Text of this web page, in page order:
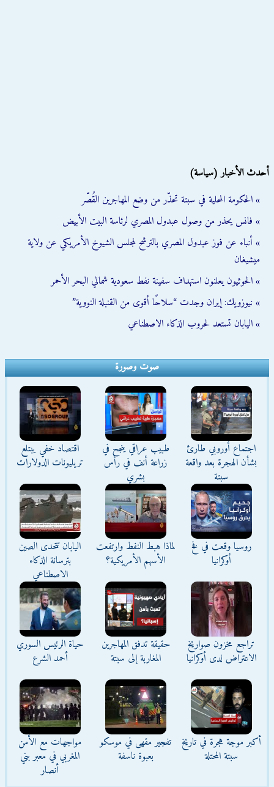
أحدث الأخبار (سياسة)
» الحكومة المحلية في سبتة تحذّر من وضع المهاجرين القُصّر
» فانس يحذر من وصول عبدول المصري لرئاسة البيت الأبيض
» أنباء عن فوز عبدول المصري بالترشح لمجلس الشيوخ الأمريكي عن ولاية
ميشيغان
» الحوثيون يعلنون استهداف سفينة نفط سعودية شمالي البحر الأحمر
» نيوزويك: إيران وجدت “سلاحًا أقوى من القنبلة النووية”
» اليابان تستعد لحروب الذكاء الاصطناعي
صوت وصورة
اجتماع أوروبي طارئ
بشأن الهجرة بعد واقعة
سبتة
طبيب عراقي ينجح في
زراعة أنف في رأس
بشري
اقتصاد خفي يبتلع
تريليونات الدولارات
روسيا وقعت في فخ
أوكرانيا
لماذا هبط النفط وارتفعت
الأسهم الأمريكية؟
اليابان تتحدى الصين
بترسانة الذكاء
الاصطناعي
تراجع مخزون صواريخ
الاعتراض لدى أوكرانيا
حقيقة تدفق المهاجرين
المغاربة إلى سبتة
حياة الرئيس السوري
أحمد الشرع
أكبر موجة هجرة في تاريخ
سبتة المحتلة
تفجير مقهى في موسكو
بعبوة ناسفة
مواجهات مع الأمن
المغربي في معبر بني
أنصار